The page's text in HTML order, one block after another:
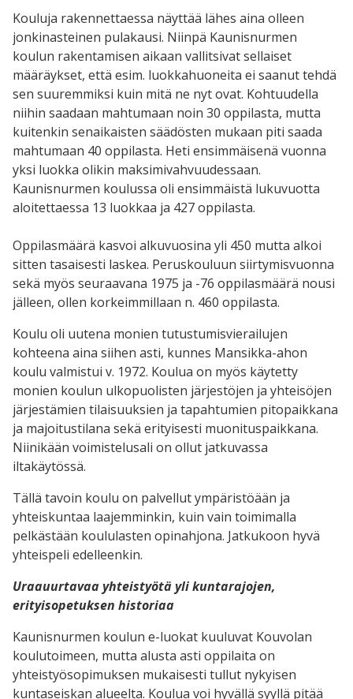
Kouluja rakennettaessa näyttää lähes aina olleen
jonkinasteinen pulakausi. Niinpä Kaunisnurmen
koulun rakentamisen aikaan vallitsivat sellaiset
määräykset, että esim. luokkahuoneita ei saanut tehdä
sen suuremmiksi kuin mitä ne nyt ovat. Kohtuudella
niihin saadaan mahtumaan noin 30 oppilasta, mutta
kuitenkin senaikaisten säädösten mukaan piti saada
mahtumaan 40 oppilasta. Heti ensimmäisenä vuonna
yksi luokka olikin maksimivahvuudessaan.
Kaunisnurmen koulussa oli ensimmäistä lukuvuotta
aloitettaessa 13 luokkaa ja 427 oppilasta.
Oppilasmäärä kasvoi alkuvuosina yli 450 mutta alkoi
sitten tasaisesti laskea. Peruskouluun siirtymisvuonna
sekä myös seuraavana 1975 ja -76 oppilasmäärä nousi
jälleen, ollen korkeimmillaan n. 460 oppilasta.
Koulu oli uutena monien tutustumisvierailujen
kohteena aina siihen asti, kunnes Mansikka-ahon
koulu valmistui v. 1972. Koulua on myös käytetty
monien koulun ulkopuolisten järjestöjen ja yhteisöjen
järjestämien tilaisuuksien ja tapahtumien pitopaikkana
ja majoitustilana sekä erityisesti muonituspaikkana.
Niinikään voimistelusali on ollut jatkuvassa
iltakäytössä.
Tällä tavoin koulu on palvellut ympäristöään ja
yhteiskuntaa laajemminkin, kuin vain toimimalla
pelkästään koululasten opinahjona. Jatkukoon hyvä
yhteispeli edelleenkin.
Uraauurtavaa yhteistyötä yli kuntarajojen,
erityisopetuksen historiaa
Kaunisnurmen koulun e-luokat kuuluvat Kouvolan
koulutoimeen, mutta alusta asti oppilaita on
yhteistyösopimuksen mukaisesti tullut nykyisen
kuntaseiskan alueelta. Koulua voi hyvällä syyllä pitää